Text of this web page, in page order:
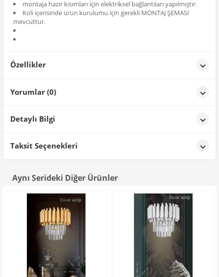
montaja hazır kısımları için elektriksel bağlantıları yapılmıştır.
Koli içerisinde ürün kurulumu için gerekli MONTAJ ŞEMASI
mevcuttur.
Özellikler
Yorumlar (0)
Detaylı Bilgi
Ürün Detayları;
Siparişini Verdiğiniz Tüm Ürünler Avizemoda Güvensinde ve
Orijnaldir
• Ürünlerimizde kullanılan parlak taşlar kristalize edilmiştir ve A
kalite dir.
Taksit Seçenekleri
Aynı Serideki Diğer Ürünler